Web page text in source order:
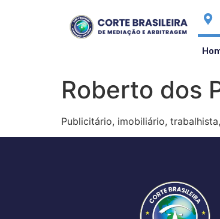
Roberto dos
Publicitário, imobiliário,